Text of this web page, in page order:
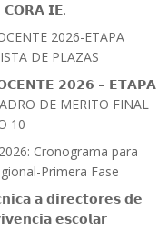
𝗜𝗘.
2026-ETAPA
DE PLAZAS
𝟮𝟬𝟮𝟲 – 𝗘𝗧𝗔𝗣𝗔
DE MERITO FINAL
10
Cronograma para
Primera Fase
𝗮 𝗱𝗶𝗿𝗲𝗰𝘁𝗼𝗿𝗲𝘀 𝗱𝗲
𝗲𝘀𝗰𝗼𝗹𝗮𝗿